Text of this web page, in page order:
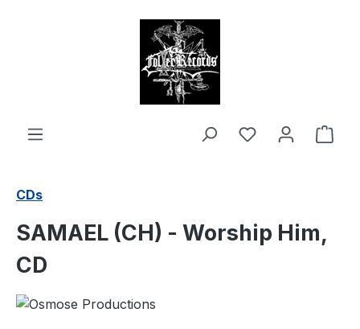
CDs
SAMAEL (CH) - Worship Him,
CD